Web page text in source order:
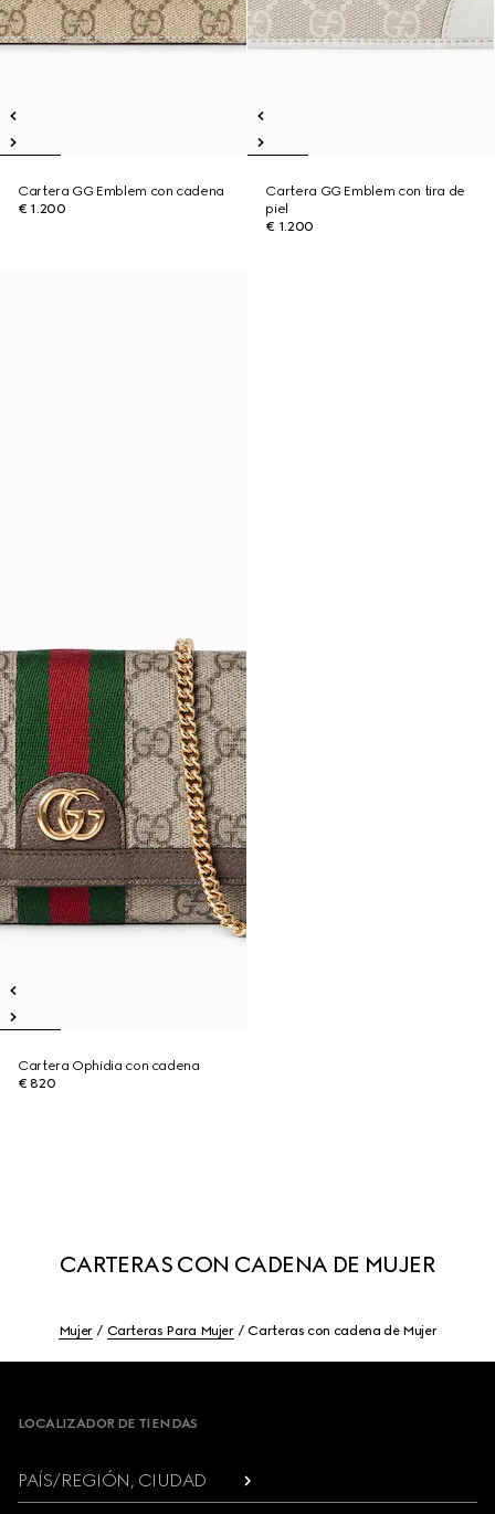
Cartera GG Emblem con cadena
€ 1.200
Cartera GG Emblem con tira de
piel
€ 1.200
Cartera Ophidia con cadena
€ 820
CARTERAS CON CADENA DE MUJER
Mujer Carteras Para Mujer Carteras con cadena de Mujer
LOCALIZADOR DE TIENDAS
PAÍS/REGIÓN, CIUDAD